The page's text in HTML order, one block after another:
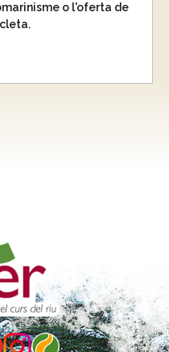
o l'oferta de